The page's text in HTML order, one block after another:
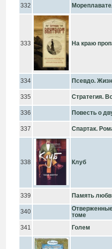
332
333 На краю
334 Псевдо.
335 Стратегия.
336 Повесть о
337 Спартак.
338 Клуб
339 Память
340
томе
341
Голем